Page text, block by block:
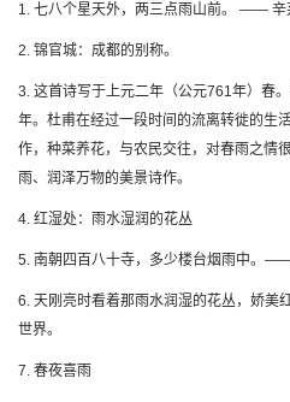
1. 七八个星天外，两三点雨山前。 —— 辛
2. 锦官城：成都的别称。
3. 这首诗写于上元二年（公元761年）春
年。杜甫在经过一段时间的流离转徙的生
作，种菜养花，与农民交往，对春雨之情
雨、润泽万物的美景诗作。
4. 红湿处：雨水湿润的花丛
5. 南朝四百八十寺，多少楼台烟雨中。——
6. 天刚亮时看着那雨水润湿的花丛，娇美
世界。
7. 春夜喜雨